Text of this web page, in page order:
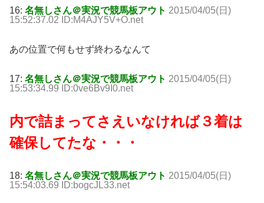
16: 名無しさん＠実況で競馬板アウト 2015/04/05(日)
15:52:37.02 ID:M4AJY5V+O.net
あの位置で何もせず終わるなんて
17: 名無しさん＠実況で競馬板アウト 2015/04/05(日)
15:53:34.99 ID:0ve6Bv9I0.net
内で詰まってさえいなければ３着は
確保してたな・・・
18: 名無しさん＠実況で競馬板アウト 2015/04/05(日)
15:54:03.69 ID:bogcJL33.net